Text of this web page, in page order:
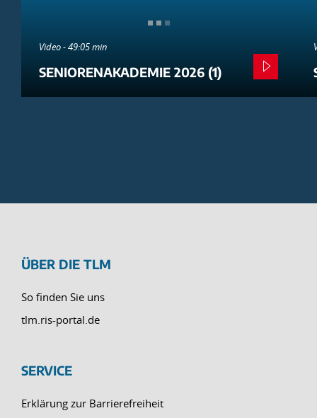
Video - 49:05 min
SENIORENAKADEMIE 2026 (1)
ÜBER DIE TLM
So finden Sie uns
tlm.ris-portal.de
SERVICE
Erklärung zur Barrierefreiheit